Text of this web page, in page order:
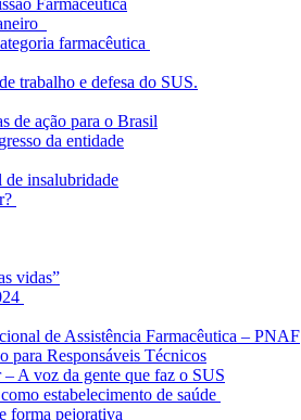
Farmacêutica
farmacêutica
trabalho e defesa do SUS.
de ação para o Brasil
da entidade
de insalubridade
vidas”
de Assistência Farmacêutica – PNAF
para Responsáveis Técnicos
A voz da gente que faz o SUS
estabelecimento de saúde
forma pejorativa